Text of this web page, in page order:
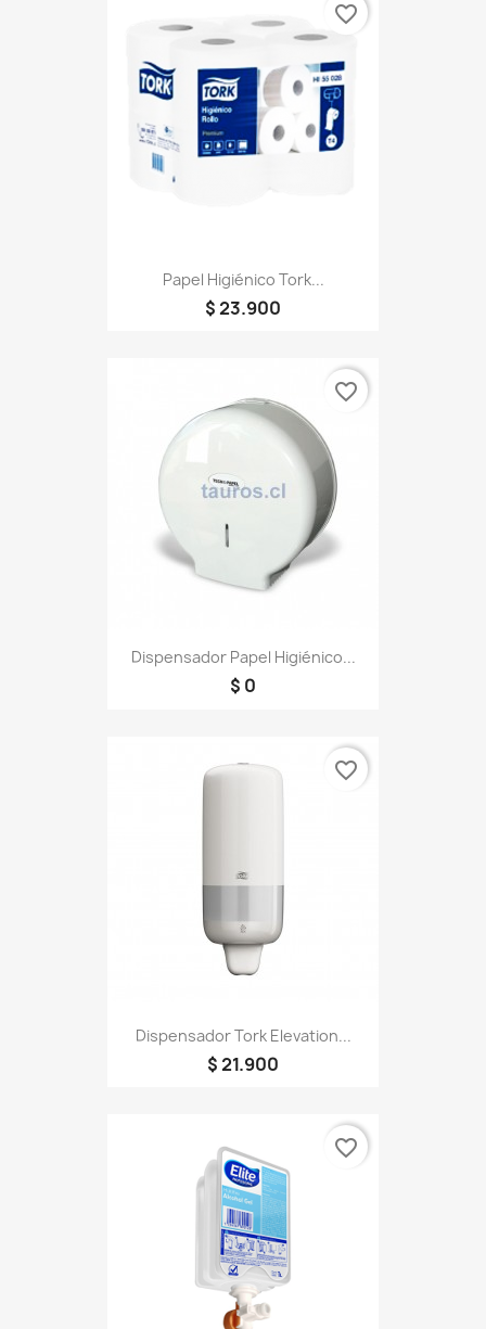
Papel Higiénico Tork...
$ 23.900
favorite_border
Dispensador Papel Higiénico...
$ 0
favorite_border
Dispensador Tork Elevation...
$ 21.900
favorite_border
favorite_border